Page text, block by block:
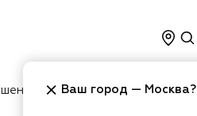
Косметика Интерьер
Ваш город — Москва?